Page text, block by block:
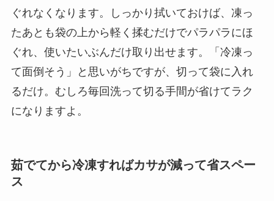
ぐれなくなります。しっかり拭いておけば、凍っ
たあとも袋の上から軽く揉むだけでパラパラにほ
ぐれ、使いたいぶんだけ取り出せます。「冷凍っ
て面倒そう」と思いがちですが、切って袋に入れ
るだけ。むしろ毎回洗って切る手間が省けてラク
になりますよ。
茹でてから冷凍すればカサが減って省スペー
ス